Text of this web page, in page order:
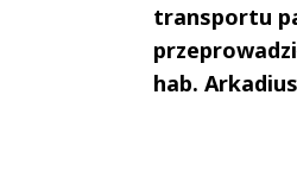
transportu
hab.
Andrzej i